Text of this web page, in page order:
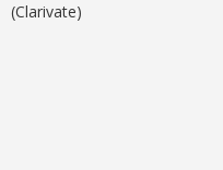
(Clarivate)